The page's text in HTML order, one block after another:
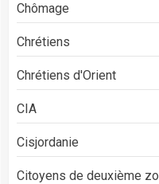
Chômage
Chrétiens
Chrétiens d'Orient
CIA
Cisjordanie
Citoyens de deuxième